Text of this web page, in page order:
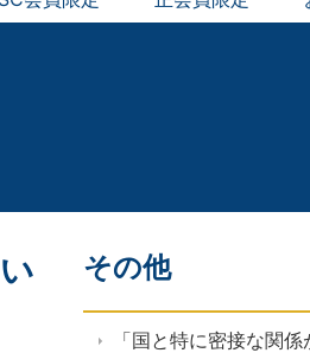
その他
「国と特に密接な関